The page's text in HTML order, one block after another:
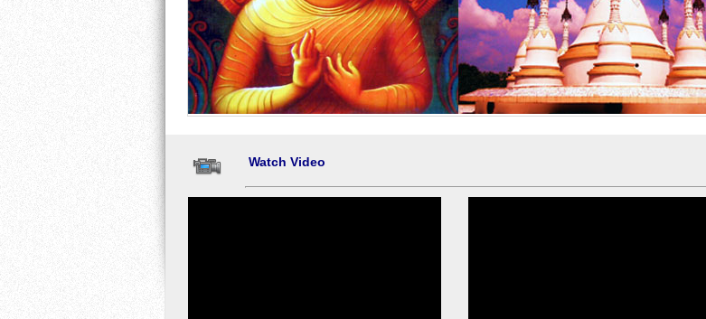
INDIA
Watch Video